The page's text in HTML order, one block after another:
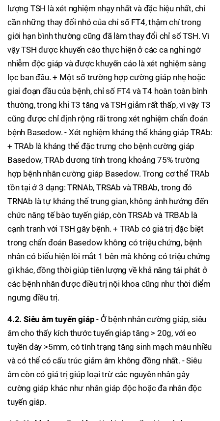
lượng TSH là xét nghiệm nhạy nhất và đặc hiệu nhất, chỉ
cần những thay đổi nhỏ của chỉ số FT4, thậm chí trong
giới hạn bình thường cũng đã làm thay đổi chỉ số TSH. Vì
vậy TSH được khuyến cáo thực hiện ở các ca nghi ngờ
nhiễm độc giáp và được khuyến cáo là xét nghiệm sàng
lọc ban đầu. + Một số trường hợp cường giáp nhẹ hoặc
giai đoạn đầu của bệnh, chỉ số FT4 và T4 hoàn toàn bình
thường, trong khi T3 tăng và TSH giảm rất thấp, vì vậy T3
cũng được chỉ định rộng rãi trong xét nghiệm chẩn đoán
bệnh Basedow. - Xét nghiệm kháng thể kháng giáp TRAb:
+ TRAb là kháng thể đặc trưng cho bệnh cường giáp
Basedow, TRAb dương tính trong khoảng 75% trường
hợp bệnh nhân cường giáp Basedow. Trong cơ thể TRAb
tồn tại ở 3 dạng: TRNAb, TRSAb và TRBAb, trong đó
TRNAb là tự kháng thể trung gian, không ảnh hưởng đến
chức năng tế bào tuyến giáp, còn TRSAb và TRBAb là
cạnh tranh với TSH gây bệnh. + TRAb có giá trị đặc biệt
trong chẩn đoán Basedow không có triệu chứng, bệnh
nhân có biểu hiện lòi mắt 1 bên mà không có triệu chứng
gì khác, đồng thời giúp tiên lượng về khả năng tái phát ở
các bệnh nhân được điều trị nội khoa cũng như thời điểm
ngưng điều trị.
4.2. Siêu âm tuyến giáp - Ở bệnh nhân cường giáp, siêu
âm cho thấy kích thước tuyến giáp tăng > 20g, với eo
tuyền dày >5mm, có tình trạng tăng sinh mạch máu nhiều
và có thể có cấu trúc giảm âm không đồng nhất. - Siêu
âm còn có giá trị giúp loại trừ các nguyên nhân gây
cường giáp khác như nhân giáp độc hoặc đa nhân độc
tuyến giáp.